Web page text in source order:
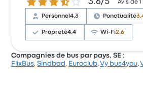
conquis par l'accessibilité des
concernant le Wi-Fi. Le prix des
voyage commencer à 33 $
3.6/5 Avis de
Personnel4.3 Ponctualité
Propreté4.4 Wi-Fi2.6
Sur un total de 1351 avis, la
Compagnies de bus par pays, SE :
FlixBus,Sindbad , Euroclub,Vy bus4you,